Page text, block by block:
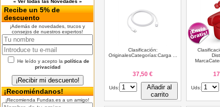
« Ver todas las Novedades »
Recibe un 5% de
descuento
¡Además de novedades, trucos y
consejos de nuestros expertos!
He leído y acepto la política de
privacidad
¡Recomiéndanos!
¡Recomienda Fundas.es a un amigo!
Clasificación:
OriginalesCategorías:Carga ...
37,50 €
Uds:
Añadir al
carrito
Uds: